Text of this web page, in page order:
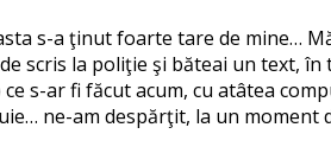
s-a ţinut foarte tare de mine…
scris la poliţie şi băteai un text,
s-ar fi făcut acum, cu atâtea
ne-am despărţit, la un